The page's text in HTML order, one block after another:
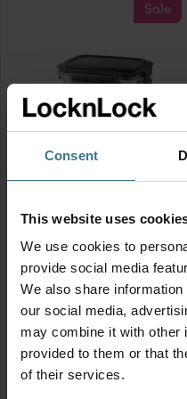
Consent
This website uses
We use cookies to
provide social media
We also share
our social media,
may combine it with other
provided to them or that
of their services.
Sale
RVS vershouddoos 400 ml
Afmetingen:15 × 11.5 × 5.5
10.95
Oorspronkelijke
prijs
was:
€10.95.
€ 8.95
Huidige
prijs
is:
€8.95.
RVS
vershouddoos
400
ml
aantal
Sale